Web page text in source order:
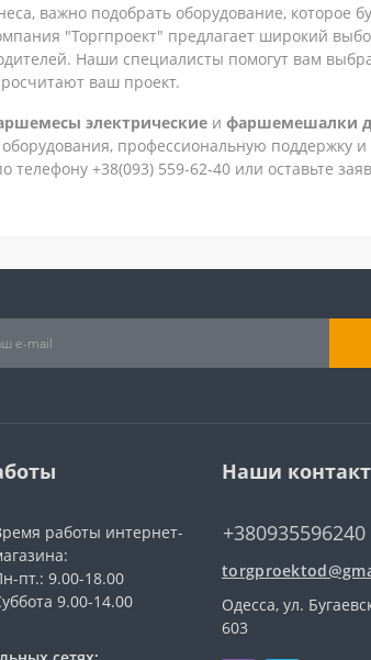
важно подобрать оборудование, которое
"Торгпроект" предлагает широкий
Наши специалисты помогут вам
ваш проект.
электрическиеи фаршемешалки
профессиональную поддержку и
+38(093) 559-62-40 или оставьте
работы интернет-
пт.: 9.00-18.00
9.00-14.00
Наши
+380935596240
Одесса, ул.
603